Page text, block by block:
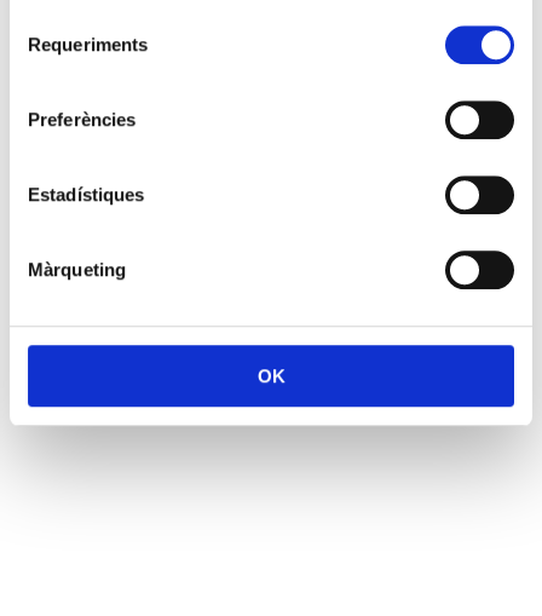
Requeriments
Preferències
Estadístiques
Màrqueting
OK